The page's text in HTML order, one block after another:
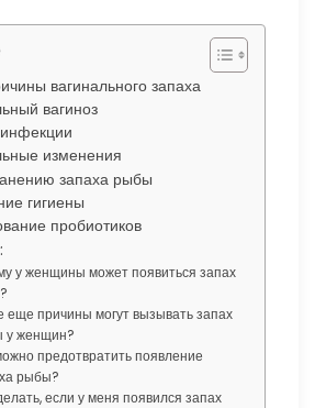
вагинального запаха
вагиноз
изменения
запаха рыбы
гигиены
пробиотиков
у женщины может появиться запах
еще причины могут вызывать запах
у женщин?
предотвратить появление
рыбы?
если у меня появился запах